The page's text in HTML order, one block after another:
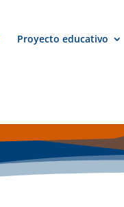
Proyecto educativo